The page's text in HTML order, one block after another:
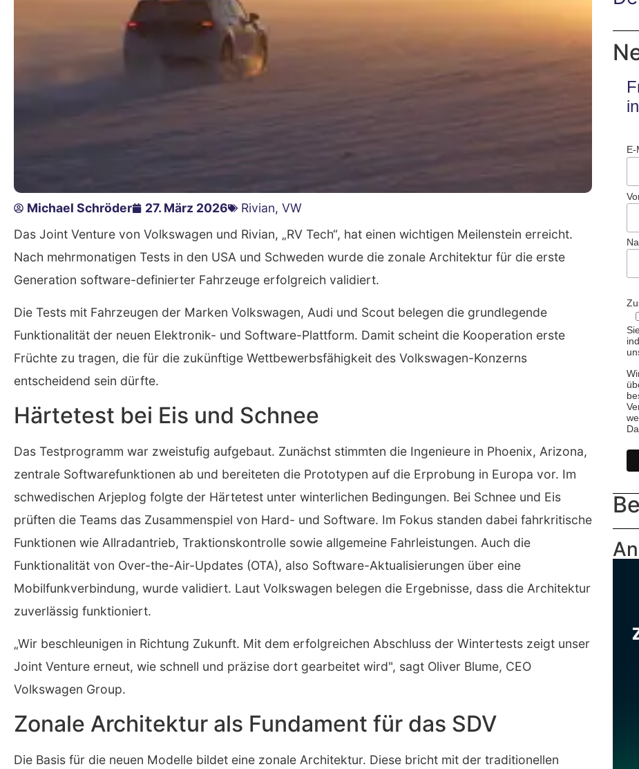
Michael Schröder 27. März 2026 Rivian, VW
Das Joint Venture von Volkswagen und Rivian, „RV Tech“, hat einen wichtigen Meilenstein erreicht.
Nach mehrmonatigen Tests in den USA und Schweden wurde die zonale Architektur für die erste
Generation software-definierter Fahrzeuge erfolgreich validiert.
Die Tests mit Fahrzeugen der Marken Volkswagen, Audi und Scout belegen die grundlegende
Funktionalität der neuen Elektronik- und Software-Plattform. Damit scheint die Kooperation erste
Früchte zu tragen, die für die zukünftige Wettbewerbsfähigkeit des Volkswagen-Konzerns
entscheidend sein dürfte.
Härtetest bei Eis und Schnee
Das Testprogramm war zweistufig aufgebaut. Zunächst stimmten die Ingenieure in Phoenix, Arizona,
zentrale Softwarefunktionen ab und bereiteten die Prototypen auf die Erprobung in Europa vor. Im
schwedischen Arjeplog folgte der Härtetest unter winterlichen Bedingungen. Bei Schnee und Eis
prüften die Teams das Zusammenspiel von Hard- und Software. Im Fokus standen dabei fahrkritische
Funktionen wie Allradantrieb, Traktionskontrolle sowie allgemeine Fahrleistungen. Auch die
Funktionalität von Over-the-Air-Updates (OTA), also Software-Aktualisierungen über eine
Mobilfunkverbindung, wurde validiert. Laut Volkswagen belegen die Ergebnisse, dass die Architektur
zuverlässig funktioniert.
„Wir beschleunigen in Richtung Zukunft. Mit dem erfolgreichen Abschluss der Wintertests zeigt unser
Joint Venture erneut, wie schnell und präzise dort gearbeitet wird", sagt Oliver Blume, CEO
Volkswagen Group.
Zonale Architektur als Fundament für das SDV
Die Basis für die neuen Modelle bildet eine zonale Architektur. Diese bricht mit der traditionellen